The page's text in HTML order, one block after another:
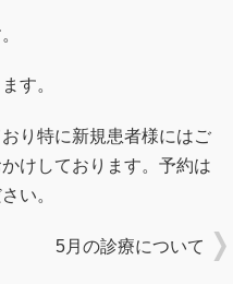
す。
り特に新規患者様にはご
けしております。予約は
い。
5月の診療について